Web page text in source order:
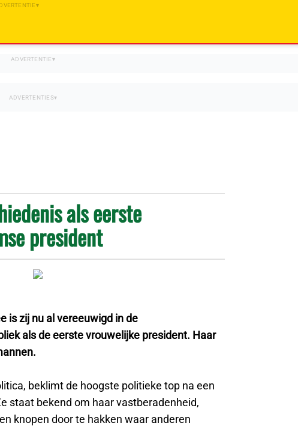
als eerste
president
is zij nu al vereeuwigd in de
als de eerste vrouwelijke president. Haar
beklimt de hoogste politieke top na een
staat bekend om haar vastberadenheid,
knopen door te hakken waar anderen